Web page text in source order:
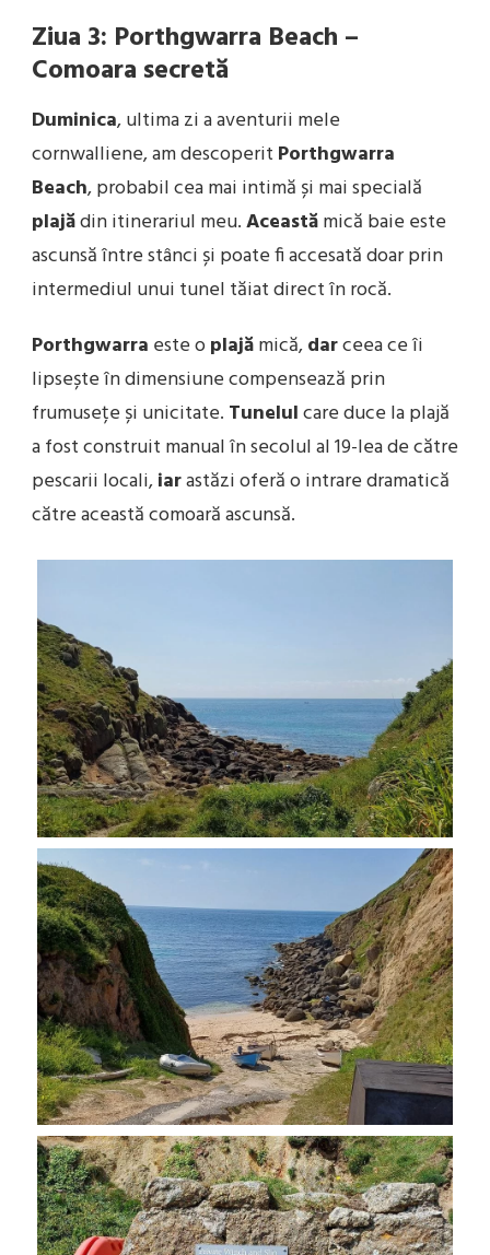
Ziua 3: Porthgwarra Beach –
Comoara secretă
Duminica, ultima zi a aventurii mele
cornwalliene, am descoperit Porthgwarra
Beach, probabil cea mai intimă și mai specială
plajădin itinerariul meu.Aceastămică baie este
ascunsă între stânci și poate fi accesată doar prin
intermediul unui tunel tăiat direct în rocă.
Porthgwarra este oplajămică,darceea ce îi
lipsește în dimensiune compensează prin
frumusețe și unicitate. Tunelulcare duce la plajă
a fost construit manual în secolul al 19-lea de către
pescarii locali,iarastăzi oferă o intrare dramatică
către această comoară ascunsă.